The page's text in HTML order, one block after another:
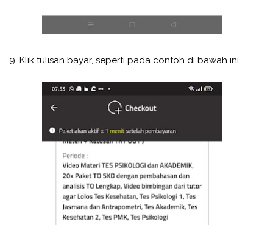
9. Klik tulisan bayar, seperti pada contoh di bawah ini